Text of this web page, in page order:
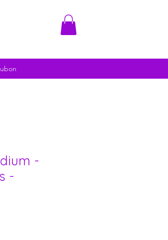
-
-